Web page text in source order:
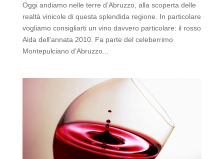
Oggi andiamo nelle terre d’Abruzzo, alla scoperta delle
realtà vinicole di questa splendida regione. In particolare
vogliamo consigliarti un vino davvero particolare: il rosso
Aida dell’annata 2010. Fa parte del celeberrimo
Montepulciano d’Abruzzo...